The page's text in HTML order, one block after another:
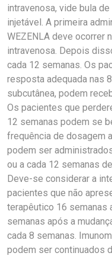
intravenosa, vide bula
injetável. A primeira
WEZENLA deve ocorrer
intravenosa. Depois
cada 12 semanas. Os
resposta adequada nas
subcutânea, podem
Os pacientes que
12 semanas podem se
frequência de dosagem
podem ser
ou a cada 12 semanas
Deve-se considerar a
pacientes que não
terapêutico 16 semanas
semanas após a
cada 8 semanas.
podem ser continuados